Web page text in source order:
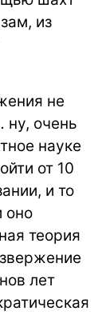
из
не
ну, очень
науке
от 10
и то
оно
теория
лет